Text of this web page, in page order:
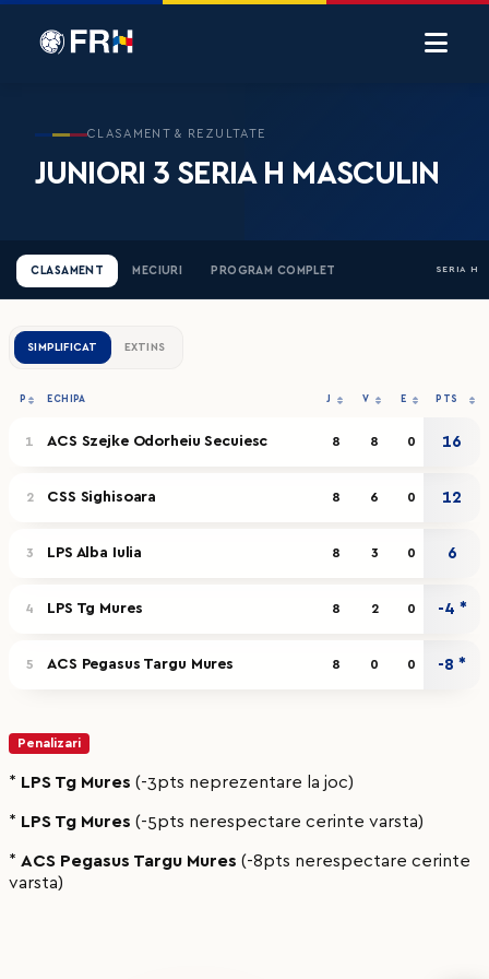
CLASAMENT & REZULTATE
JUNIORI 3 SERIA H MASCULIN
SERIA H
CLASAMENT MECIURI PROGRAM COMPLET
SIMPLIFICAT EXTINS
P ECHIPA J V E PTS
1 ACS Szejke Odorheiu Secuiesc 8 8 0 16
2 CSS Sighisoara 8 6 0 12
3 LPS Alba Iulia 8 3 0 6
4 LPS Tg Mures 8 2 0 -4 *
5 ACS Pegasus Targu Mures 8 0 0 -8 *
Penalizari
* LPS Tg Mures (-3pts neprezentare la joc)
* LPS Tg Mures (-5pts nerespectare cerinte varsta)
* ACS Pegasus Targu Mures (-8pts nerespectare cerinte
varsta)